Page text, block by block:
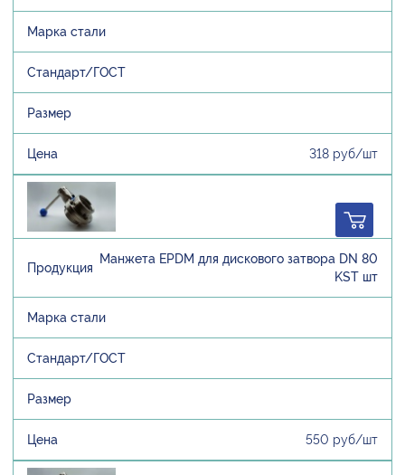
318 руб/шт
Манжета EPDM для дискового затвора DN 80
KST шт
550 руб/шт